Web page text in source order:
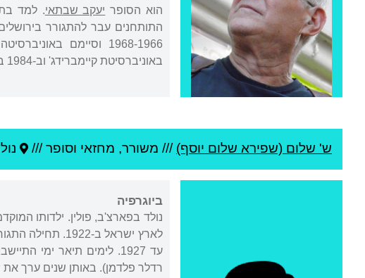
הוא הסופר יעקב שבתאי. למד
התותחנים עבר להתגורר
באוניברסיטת קיימברידג' וב-1984 באוניברסיטת ברקלי.
ש' שלום (שפירא שלום יוסף) /// משורר, מחזאי וסופר ///
ביוגרפיה
נולד בפארצ'ב, פולין. ילדותו
לארץ ישראל ב-
עד 1927. לימים תיאר ימי
רדלר פלדמן). באותן שנים ערך את